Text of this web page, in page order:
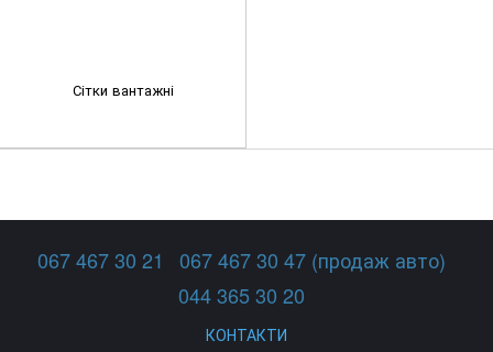
Сітки вантажні
067 467 30 21
067 467 30 47 (продаж авто)
044 365 30 20
КОНТАКТИ